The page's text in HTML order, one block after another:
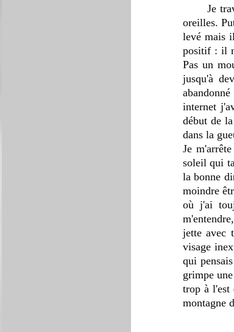
	Je traverse une forêt peu éclairée. Un peu plus tard, j'entends un « bang » qui me siffle dans les
oreilles.
levé mais
positif : il
Pas un
jusqu'à
internet
début de
dans la
Je
soleil qui
la bonne
moindre
où j'ai
jette avec
visage
qui
grimpe
trop à l'est
montagne